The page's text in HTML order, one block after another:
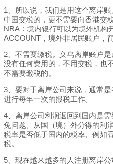
1、所以说，我们是用这个离岸
中国交税的，更不需要向香港交
NRA：境内银行可以为境外机构
ACCOUNT，境外非居民账户，
2、不需要缴税。义乌离岸账户
没有任何费用的，不用交税，也
不需要缴税的。
3、要对于离岸公司来说，通常
进行每年一次的报税工作。
4、离岸公司利润返回到国内是
免问题。从国（境）外分得的利
税率是否低于国内的税率。例如
税。
5、现在越来越多的人注册离岸